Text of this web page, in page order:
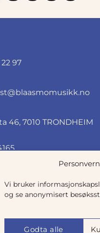
Vi bruker
og se anonymisert
Godta alle
22 97
46, 7010 TRONDHEIM